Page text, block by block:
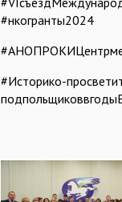
#нкогранты2024
#Историко-